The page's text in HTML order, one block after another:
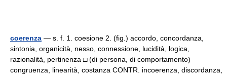
coerenza — s. f. 1. coesione 2. (fig.) accordo, concordanza,
sintonia, organicità, nesso, connessione, lucidità, logica,
razionalità, pertinenza □ (di persona, di comportamento)
congruenza, linearità, costanza CONTR. incoerenza, discordanza,